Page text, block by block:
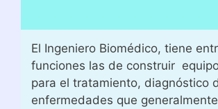
El Ingeniero Biomédico, tiene
funciones las de construir
para el tratamiento, diagnóstico
enfermedades que